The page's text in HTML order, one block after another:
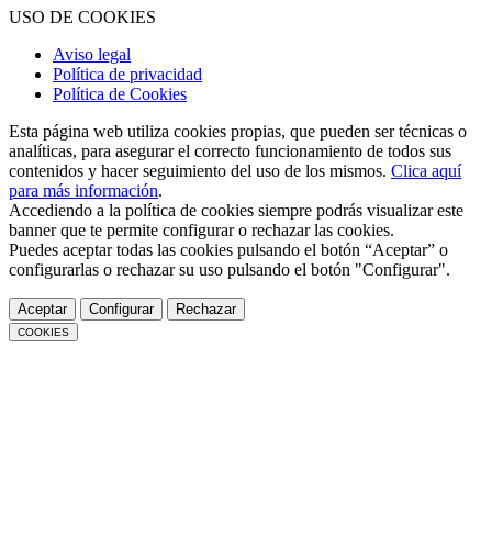
USO DE COOKIES
Aviso legal
Política de privacidad
Política de Cookies
Esta página web utiliza cookies propias, que pueden ser técnicas o
analíticas, para asegurar el correcto funcionamiento de todos sus
contenidos y hacer seguimiento del uso de los mismos. Clica aquí
para más información.
Accediendo a la política de cookies siempre podrás visualizar este
banner que te permite configurar o rechazar las cookies.
Puedes aceptar todas las cookies pulsando el botón “Aceptar” o
configurarlas o rechazar su uso pulsando el botón "Configurar".
Aceptar Configurar Rechazar
COOKIES